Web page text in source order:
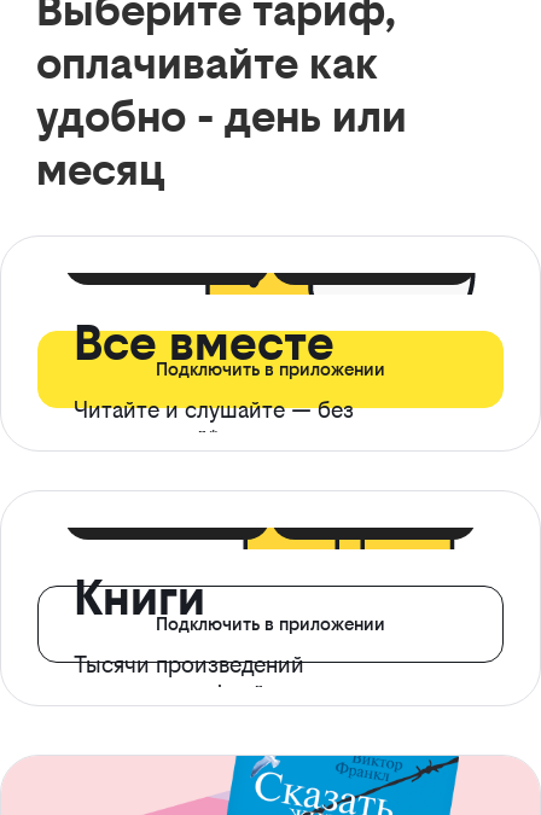
Выберите тариф,
оплачивайте как
удобно - день или
месяц
Все вместе
Читайте и слушайте — без
ограничений*
Подключить в приложении
Книги
Тысячи произведений
с доступом офлайн
Подключить в приложении